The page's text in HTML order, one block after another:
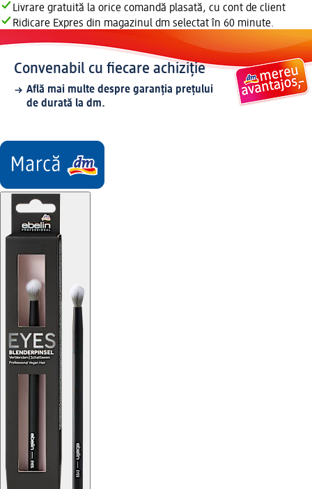
Livrare gratuită la orice comandă plasată, cu cont de client
Ridicare Expres din magazinul dm selectat în 60 minute.
Convenabil cu fiecare achiziție
Află mai multe despre garanția prețului
de durată la dm.